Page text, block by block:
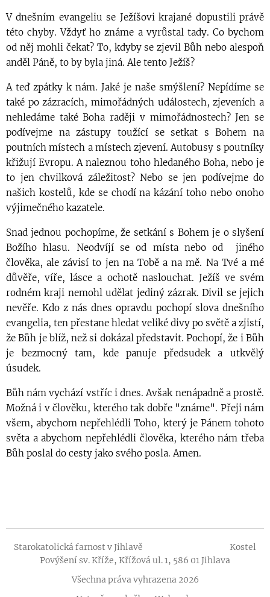
V dnešním evangeliu se Ježíšovi krajané dopustili právě
této chyby. Vždyť ho známe a vyrůstal tady. Co bychom
od něj mohli čekat? To, kdyby se zjevil Bůh nebo alespoň
anděl Páně, to by byla jiná. Ale tento Ježíš?
A teď zpátky k nám. Jaké je naše smýšlení? Nepídíme se
také po zázracích, mimořádných událostech, zjeveních a
nehledáme také Boha raději v mimořádnostech? Jen se
podívejme na zástupy toužící se setkat s Bohem na
poutních místech a místech zjevení. Autobusy s poutníky
křižují Evropu. A naleznou toho hledaného Boha, nebo je
to jen chvilková záležitost? Nebo se jen podívejme do
našich kostelů, kde se chodí na kázání toho nebo onoho
výjimečného kazatele.
Snad jednou pochopíme, že setkání s Bohem je o slyšení
Božího hlasu. Neodvíjí se od místa nebo od jiného
člověka, ale závisí to jen na Tobě a na mě. Na Tvé a mé
důvěře, víře, lásce a ochotě naslouchat. Ježíš ve svém
rodném kraji nemohl udělat jediný zázrak. Divil se jejich
nevěře. Kdo z nás dnes opravdu pochopí slova dnešního
evangelia, ten přestane hledat veliké divy po světě a zjistí,
že Bůh je blíž, než si dokázal představit. Pochopí, že i Bůh
je bezmocný tam, kde panuje předsudek a utkvělý
úsudek.
Bůh nám vychází vstříc i dnes. Avšak nenápadně a prostě.
Možná i v člověku, kterého tak dobře "známe". Přeji nám
všem, abychom nepřehlédli Toho, který je Pánem tohoto
světa a abychom nepřehlédli člověka, kterého nám třeba
Bůh poslal do cesty jako svého posla. Amen.
Starokatolická farnost v Jihlavě Kostel
Povýšení sv. Kříže, Křížová ul. 1, 586 01 Jihlava
Všechna práva vyhrazena 2026